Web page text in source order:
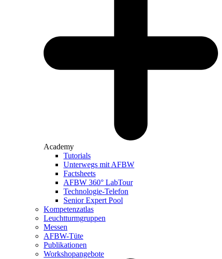
Academy
Tutorials
Unterwegs mit AFBW
Factsheets
AFBW 360° LabTour
Technologie-Telefon
Senior Expert Pool
Kompetenzatlas
Leuchtturm­gruppen
Messen
AFBW-Tüte
Publikationen
Workshopangebote